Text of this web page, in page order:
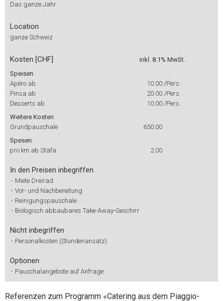
Das ganze Jahr
Location
ganze Schweiz
Kosten [CHF]
inkl. 8.1% MwSt.
Speisen
Apéro ab
10.00 /Pers.
Pinsa ab
20.00 /Pers.
Desserts ab
10.00 /Pers.
Weitere Kosten
Grundpauschale
650.00
Spesen
pro km ab Stäfa
2.00
In den Preisen inbegriffen
- Miete Dreirad
- Vor- und Nachbereitung
- Reinigungspauschale
- Biologisch abbaubares Take-Away-Geschirr
Nicht inbegriffen
- Personalkosten (Stundenansatz)
Optionen
- Pauschalangebote auf Anfrage
Referenzen zum Programm «Catering aus dem Piaggio-